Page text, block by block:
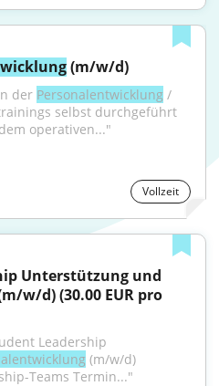
(m/w/d)
der Personalentwicklung /
selbst durchgeführt
operativen..."
Vollzeit
w/d) (30.00 EUR pro
Leadership
(m/w/d)
Teams Termin..."